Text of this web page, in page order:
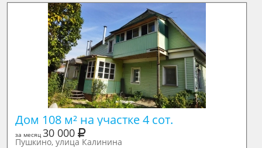
Дом 108 м² на участке 4 сот.
за месяц 30 000
Пушкино, улица Калинина